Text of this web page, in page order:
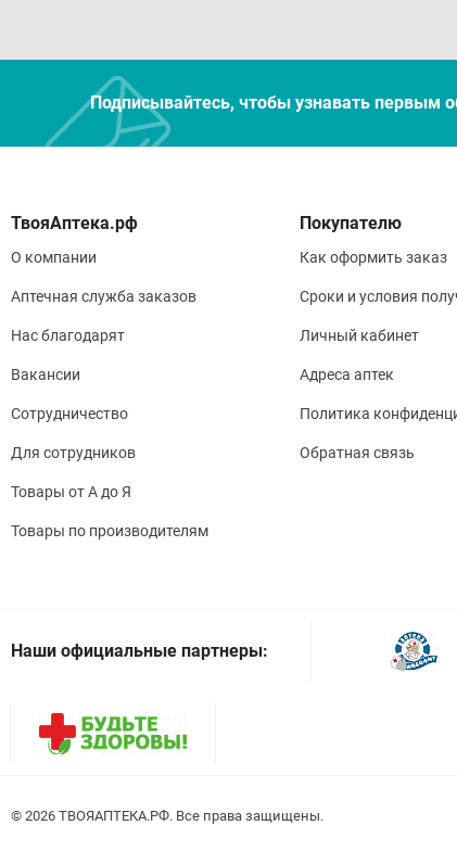
Подписывайтесь, чтобы узнавать первым
О компании
Аптечная служба заказов
Нас благодарят
Вакансии
Сотрудничество
Для сотрудников
Товары от А до Я
Товары по производителям
Покупателю
Как оформить заказ
Сроки и условия
Личный кабинет
Адреса аптек
Политика
Обратная связь
Наши официальные партнеры:
© 2026 . Все права защищены.